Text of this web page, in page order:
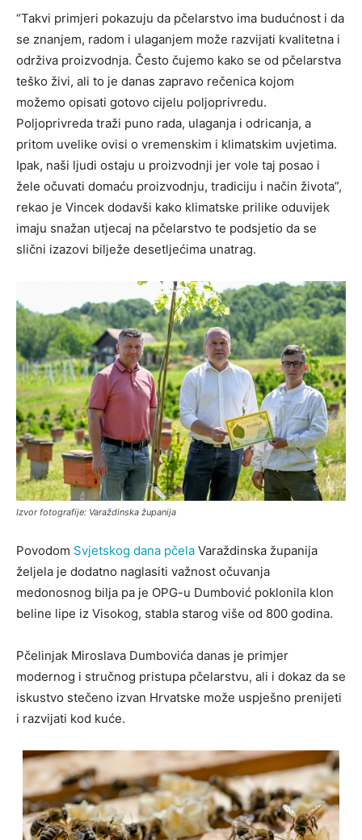
“Takvi primjeri pokazuju da pčelarstvo ima budućnost i da
se znanjem, radom i ulaganjem može razvijati kvalitetna i
održiva proizvodnja. Često čujemo kako se od pčelarstva
teško živi, ali to je danas zapravo rečenica kojom
možemo opisati gotovo cijelu poljoprivredu.
Poljoprivreda traži puno rada, ulaganja i odricanja, a
pritom uvelike ovisi o vremenskim i klimatskim uvjetima.
Ipak, naši ljudi ostaju u proizvodnji jer vole taj posao i
žele očuvati domaću proizvodnju, tradiciju i način života”,
rekao je Vincek dodavši kako klimatske prilike oduvijek
imaju snažan utjecaj na pčelarstvo te podsjetio da se
slični izazovi bilježe desetljećima unatrag.
Izvor fotografije: Varaždinska županija
Povodom Svjetskog dana pčela Varaždinska županija
željela je dodatno naglasiti važnost očuvanja
medonosnog bilja pa je OPG-u Dumbović poklonila klon
beline lipe iz Visokog, stabla starog više od 800 godina.
Pčelinjak Miroslava Dumbovića danas je primjer
modernog i stručnog pristupa pčelarstvu, ali i dokaz da se
iskustvo stečeno izvan Hrvatske može uspješno prenijeti
i razvijati kod kuće.